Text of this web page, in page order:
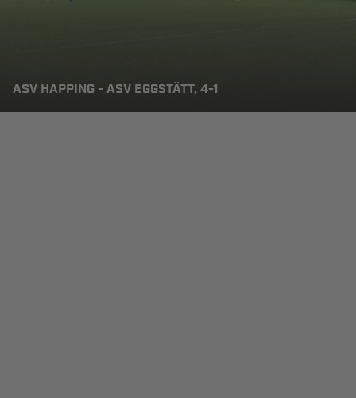
ASV HAPPING - ASV EGGSTÄTT, 4-1